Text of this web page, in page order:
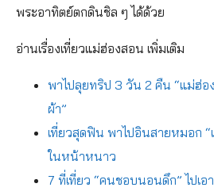
พระอาทิตย์ตกดินชิล ๆ ได้ด้วย
อ่านเรื่องเที่ยวแม่ฮ่องสอน เพิ่มเติม
พาไปลุยทริป 3 วัน 2 คืน “แม่ฮ่
ผ้า”
เที่ยวสุดฟิน พาไปอินสายหมอก
ในหน้าหนาว
7 ที่เที่ยว “คนชอบนอนดึก” ไปเ